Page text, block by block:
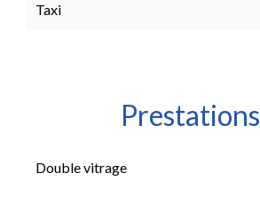
Taxi
Prestations
Double vitrage